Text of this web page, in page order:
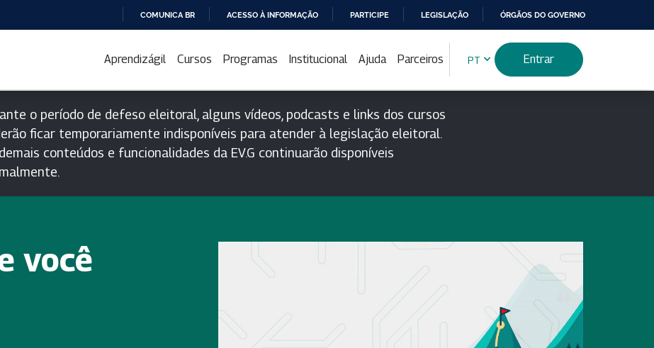
PARA
CONTEÚDO
COMUNICA BR ACESSO À INFORMAÇÃO PARTICIPE LEGISLAÇÃO ÓRGÃOS DO GOVERNO
Aprendizágil Cursos Programas Institucional Ajuda Parceiros PT Entrar
o período de defeso eleitoral, alguns vídeos, podcasts e links dos cursos
ficar temporariamente indisponíveis para atender à legislação eleitoral.
conteúdos e funcionalidades da EV.G continuarão disponíveis
você